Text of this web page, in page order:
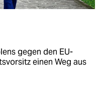
gegen den EU-
einen Weg aus